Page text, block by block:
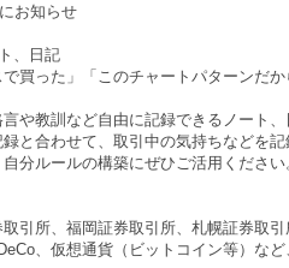
お知らせ
、日記
買った」「このチャートパターンだ
や教訓など自由に記録できるノート、
と合わせて、取引中の気持ちなどを
分ルールの構築にぜひご活用ください
引所、福岡証券取引所、札幌証券取
、仮想通貨（ビットコイン等）な